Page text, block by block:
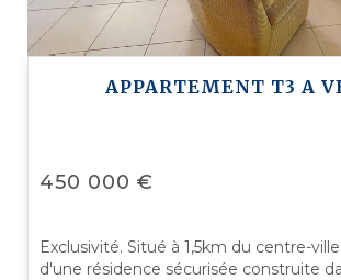
APPARTEMENT T3 A
450 000 €
Exclusivité. Situé à 1,5km du centre-
d'une résidence sécurisée construite